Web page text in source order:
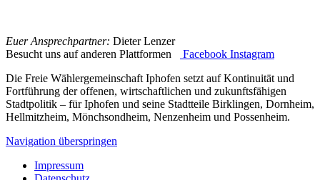
Euer Ansprechpartner: Dieter Lenzer
Besucht uns auf anderen Plattformen
Facebook Instagram
Die Freie Wählergemeinschaft Iphofen setzt auf Kontinuität und
Fortführung der offenen, wirtschaftlichen und zukunftsfähigen
Stadtpolitik – für Iphofen und seine Stadtteile Birklingen, Dornheim,
Hellmitzheim, Mönchsondheim, Nenzenheim und Possenheim.
Navigation überspringen
Impressum